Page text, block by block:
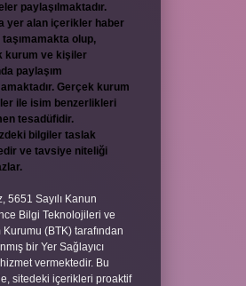
paylaşılmaktadır.
yer alan içerikler haber
olup,
kurum ve kişiler
paylaşım
Gerçek kurum
ile isim benzerlikleri
tesadüfidir.
bilgiler taslak
ve tavsiye niteliği
5651 Sayılı Kanun
Bilgi Teknolojileri ve
Kurumu (BTK) tarafından
bir Yer Sağlayıcı
vermektedir. Bu
sitedeki içerikleri proaktif